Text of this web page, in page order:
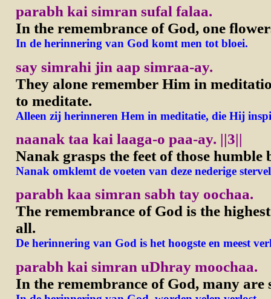
parabh kai simran sufal falaa.
In the remembrance of God, one
In de herinnering van God komt men tot bloei.
say simrahi jin aap simraa-ay.
They alone remember Him in
to meditate.
Alleen zij herinneren Hem in meditatie, die Hij
naanak taa kai laaga-o paa-ay. ||3||
Nanak grasps the feet of those humble
Nanak omklemt de voeten van deze nederige
parabh kaa simran sabh tay oochaa.
The remembrance of God is the
all.
De herinnering van God is het hoogste en meest
parabh kai simran uDhray moochaa.
In the remembrance of God, many are